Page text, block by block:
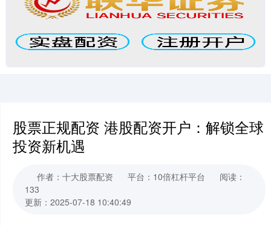
股票正规配资 港股配资开户：解锁全球
投资新机遇
作者：十大股票配资 平台：10倍杠杆平台
阅读：
133
更新：2025-07-18 10:40:49